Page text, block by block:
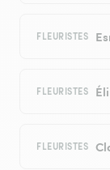
FLEURISTES
FLEURISTES
FLEURISTES